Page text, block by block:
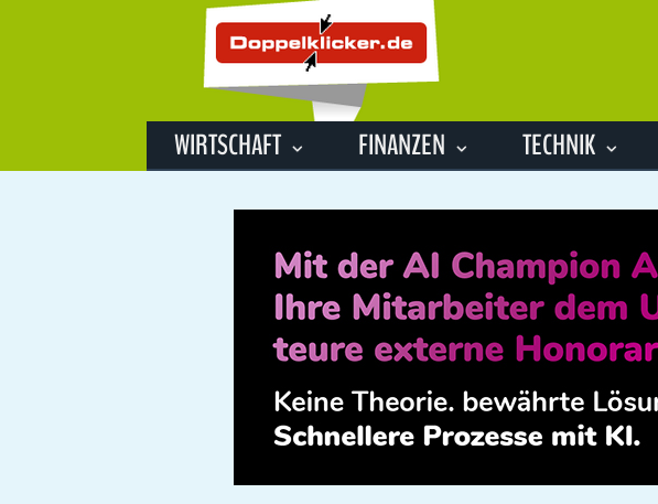
WIRTSCHAFT FINANZEN TECHNIK